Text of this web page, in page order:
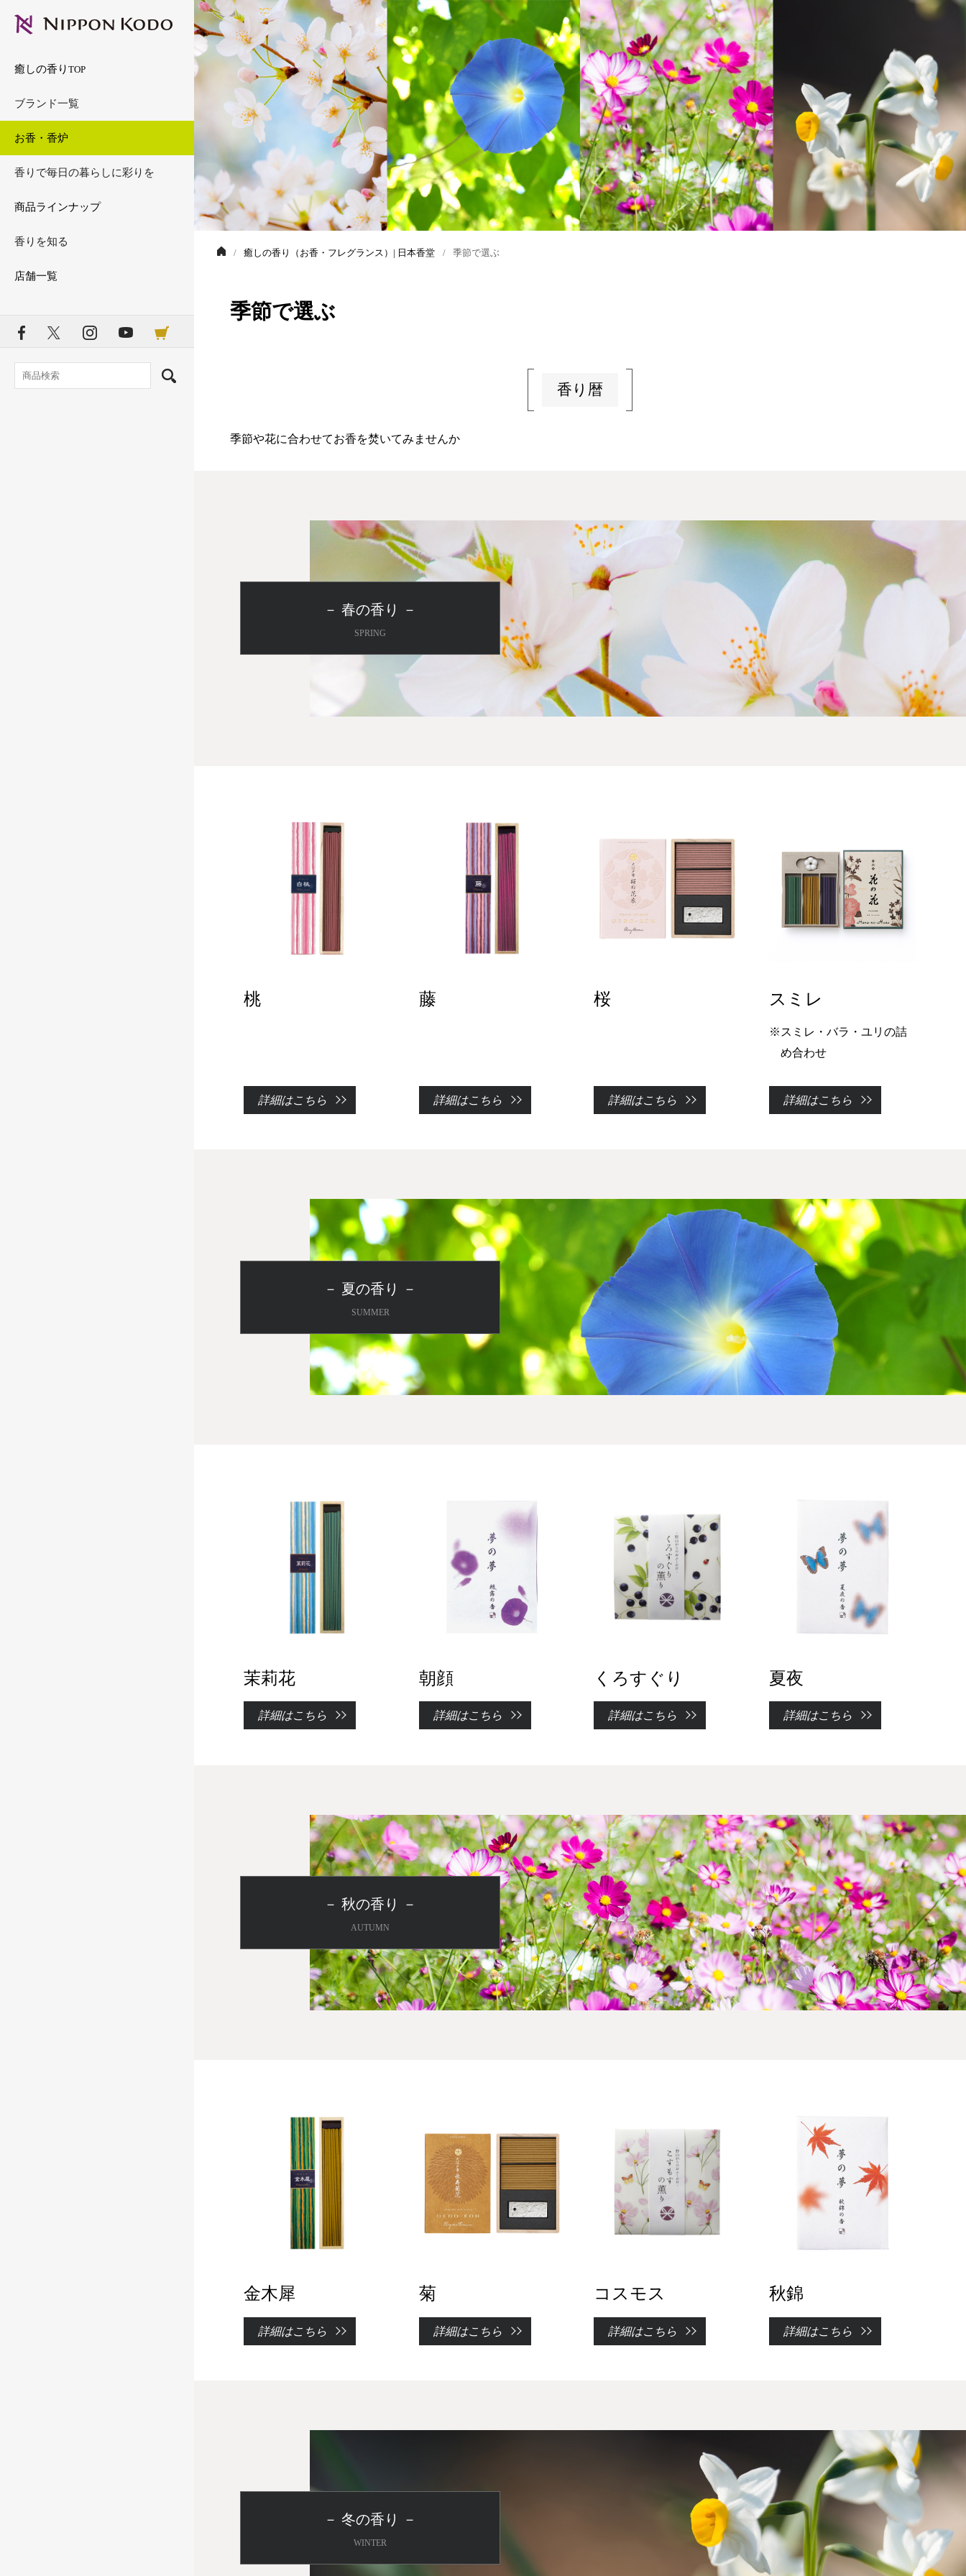
癒しの香り TOP
ブランド一覧
アロマベラ
アンミング
エステバン
エヌケーピュア
お香・香炉
お香のいろは お香の種類
お香の楽しみ方・使い方
お香を選ぶ
シリーズから選ぶ
香りで選ぶ
季節で選ぶ
香炉・その他
（香り袋・練香・香木）
香炉
香り袋
香木
練香
香道具
電子香炉
香りで毎日の暮らしに彩りを
＜ディズニープリンセス＞
香涼み
フレグランスメモリーズ
香りのチカラ
スポーツアロマ
睡眠アロマ anming
ギフト
おすすめギフトTOP
お香のギフト
ルームフレグランスギフト
ボディーケア用 ギフト
商品ラインナップ
香りを知る
香りのある暮らしの提案
香りのエピソード
香の原料
日本の香文化
店舗一覧
癒しの香り（お香・フレグランス）| 日本香堂 季節で選ぶ
季節で選ぶ
香り暦
季節や花に合わせてお香を焚いてみませんか
－ 春の香り －
SPRING
桃
詳細はこちら
藤
詳細はこちら
桜
詳細はこちら
スミレ
※スミレ・バラ・ユリの詰
め合わせ
詳細はこちら
－ 夏の香り －
SUMMER
茉莉花
詳細はこちら
朝顔
詳細はこちら
くろすぐり
詳細はこちら
夏夜
詳細はこちら
－ 秋の香り －
AUTUMN
金木犀
詳細はこちら
菊
詳細はこちら
コスモス
詳細はこちら
秋錦
詳細はこちら
－ 冬の香り －
WINTER